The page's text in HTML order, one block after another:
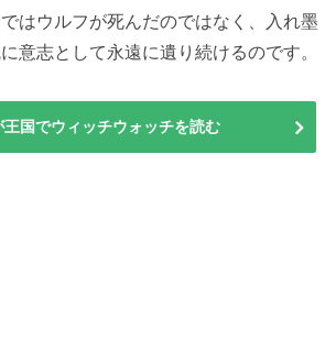
はウルフが死んだのではなく、入れ墨
意志として永遠に遺り続けるのです。
王国でウィッチウォッチを読む